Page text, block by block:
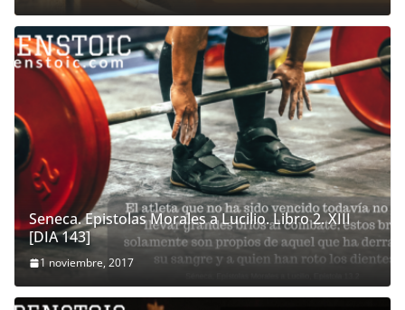
Seneca. Epistolas Morales a Lucilio. Libro 2. XIII
[DIA 143]
1 noviembre, 2017